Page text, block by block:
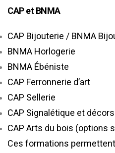
CAP et BNMA
CAP Bijouterie / BNMA
BNMA Horlogerie
BNMA Ébéniste
CAP Ferronnerie d’art
CAP Sellerie
CAP Signalétique et
CAP Arts du bois (options
Ces formations